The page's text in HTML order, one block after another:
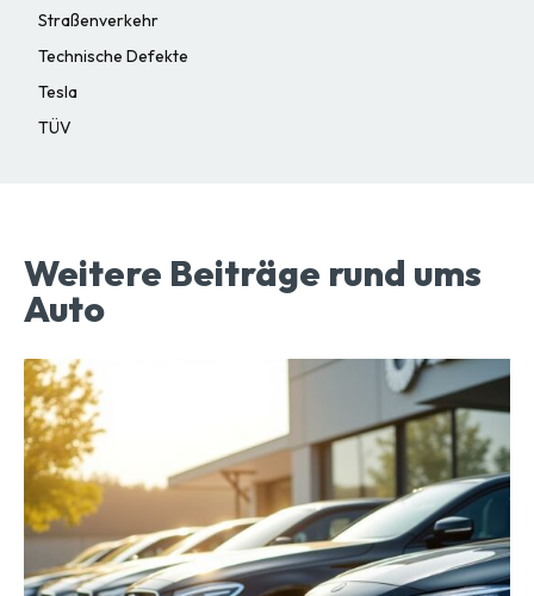
Straßenverkehr
Technische Defekte
Tesla
TÜV
Weitere Beiträge rund ums
Auto